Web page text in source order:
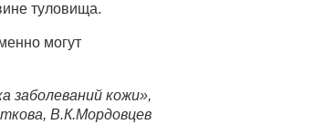
туловища.
могут
заболеваний кожи»,
В.К.Мордовцев